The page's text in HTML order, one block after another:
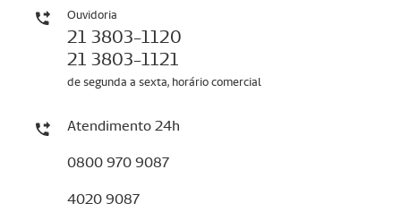
Ouvidoria
21 3803-1120
21 3803-1121
de segunda a sexta, horário comercial
Atendimento 24h
0800 970 9087
4020 9087